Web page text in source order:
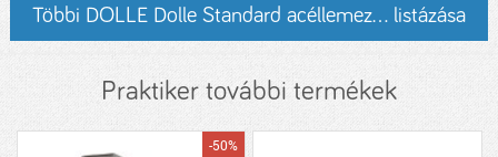
Többi DOLLE Dolle Standard acéllemez... listázása
Praktiker további termékek
-50%